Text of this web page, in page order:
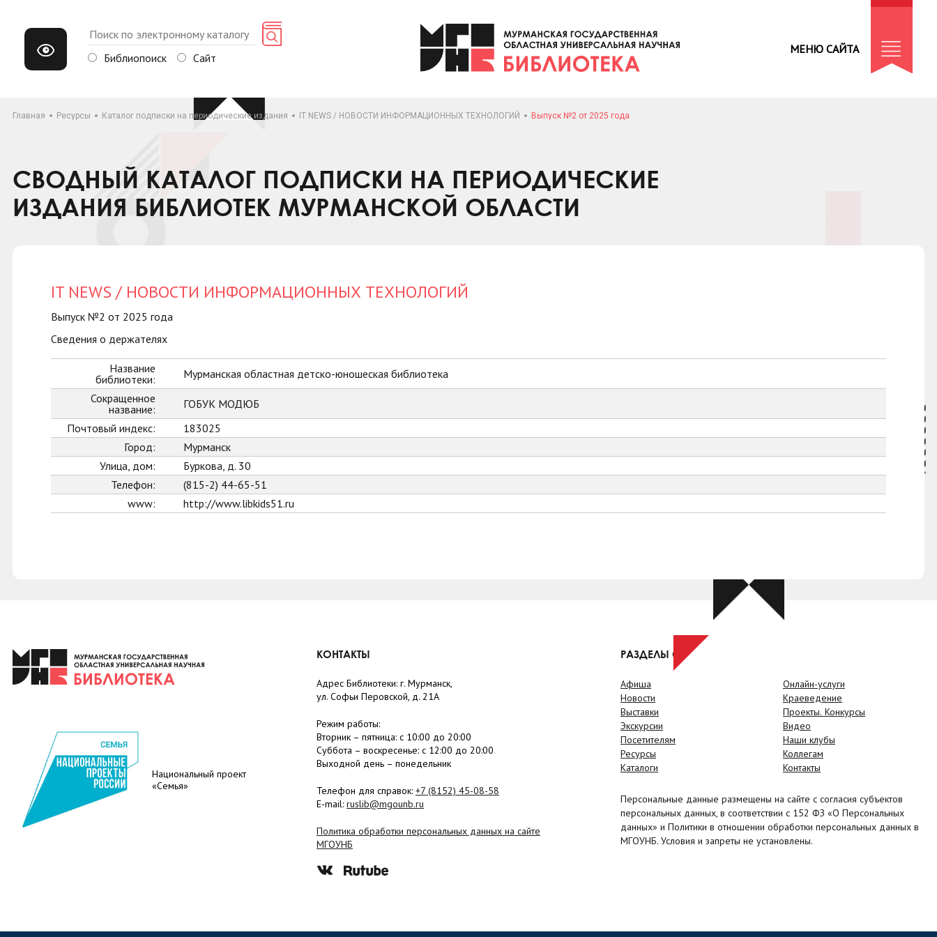
Библиопоиск Сайт
МЕНЮ САЙТА
Главная Ресурсы Каталог подписки на периодические издания IT NEWS / НОВОСТИ ИНФОРМАЦИОННЫХ ТЕХНОЛОГИЙ Выпуск №2 от 2025 года
СВОДНЫЙ КАТАЛОГ ПОДПИСКИ НА ПЕРИОДИЧЕСКИЕ
ИЗДАНИЯ БИБЛИОТЕК МУРМАНСКОЙ ОБЛАСТИ
IT NEWS / НОВОСТИ ИНФОРМАЦИОННЫХ ТЕХНОЛОГИЙ
Выпуск №2 от 2025 года
Сведения о держателях
Название
библиотеки:
Мурманская областная детско-юношеская библиотека
Сокращенное
название:
ГОБУК МОДЮБ
Почтовый индекс:
183025
Город:
Мурманск
Улица, дом:
Буркова, д. 30
Телефон:
(815-2) 44-65-51
www:
http://www.libkids51.ru
Национальный проект
«Семья»
КОНТАКТЫ
Адрес Библиотеки: г. Мурманск,
ул. Софьи Перовской, д. 21А
Режим работы:
Вторник – пятница: с 10:00 до 20:00
Суббота – воскресенье: c 12:00 до 20:00
Выходной день – понедельник
Телефон для справок: +7 (8152) 45-08-58
E-mail: ruslib@mgounb.ru
Политика обработки персональных данных на сайте
МГОУНБ
РАЗДЕЛЫ САЙТА
Афиша
Новости
Выставки
Экскурсии
Посетителям
Ресурсы
Каталоги
Онлайн-услуги
Краеведение
Проекты. Конкурсы
Видео
Наши клубы
Коллегам
Контакты
Персональные данные размещены на сайте с согласия субъектов
персональных данных, в соответствии с 152 ФЗ «О Персональных
данных» и Политики в отношении обработки персональных данных в
МГОУНБ. Условия и запреты не установлены.